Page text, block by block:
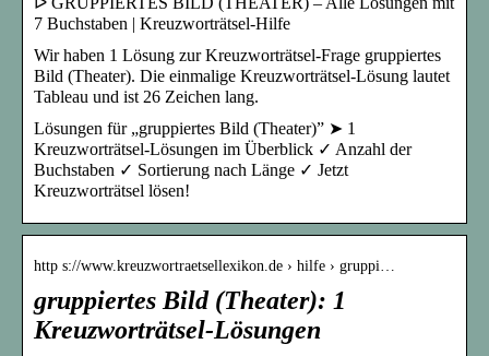
7 Buchstaben | Kreuzworträtsel-Hilfe
Wir haben 1 Lösung zur Kreuzworträtsel-Frage gruppiertes
Bild (Theater). Die einmalige Kreuzworträtsel-Lösung lautet
Tableau und ist 26 Zeichen lang.
Lösungen für „gruppiertes Bild (Theater)” ➤ 1
Kreuzworträtsel-Lösungen im Überblick ✓ Anzahl der
Buchstaben ✓ Sortierung nach Länge ✓ Jetzt
Kreuzworträtsel lösen!
http s://www.kreuzwortraetsellexikon.de › hilfe › gruppi…
gruppiertes Bild (Theater): 1
Kreuzworträtsel-Lösungen